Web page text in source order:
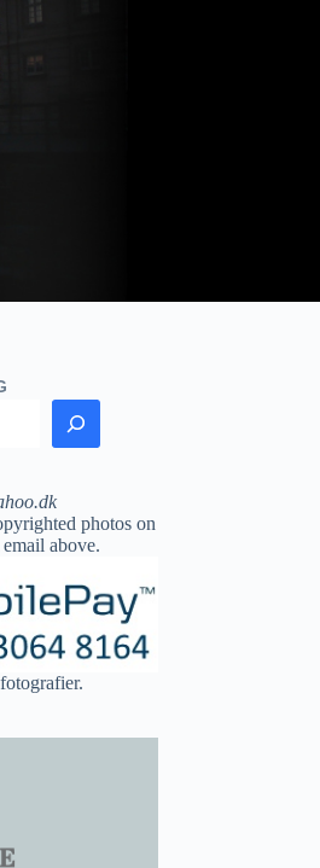
photos on
above.